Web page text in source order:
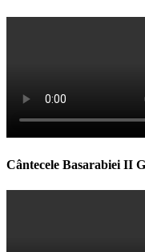
Cântecele Basarabiei II